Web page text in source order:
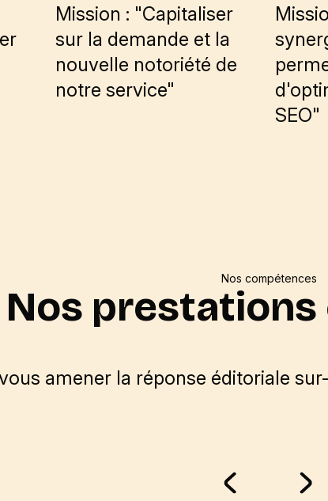
Mission : "Capitaliser
sur la demande et la
nouvelle notoriété de
notre service"
SEO"
Nos compétences
Nos
amener la réponse éditoriale